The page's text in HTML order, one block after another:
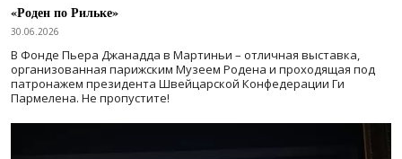
«Роден по Рильке»
30.06.2026
В Фонде Пьера Джанадда в Мартиньи – отличная выставка,
организованная парижским Музеем Родена и проходящая под
патронажем президента Швейцарской Конфедерации Ги
Пармелена. Не пропустите!